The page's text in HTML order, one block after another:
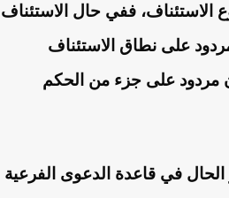
الاستئناف، ففي حال الاستئناف
على نطاق الاستئناف
مردود على جزء من الحكم
الحال في قاعدة الدعوى الفرعية